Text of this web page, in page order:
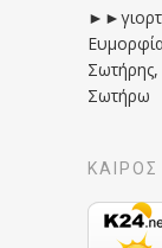
Σωτήρω
ΚΑΙΡΟΣ